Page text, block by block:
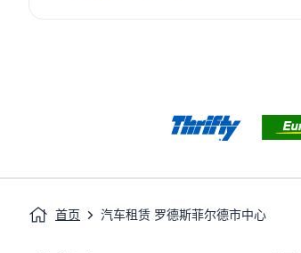
首页 汽车租赁 罗德斯菲尔德市中心